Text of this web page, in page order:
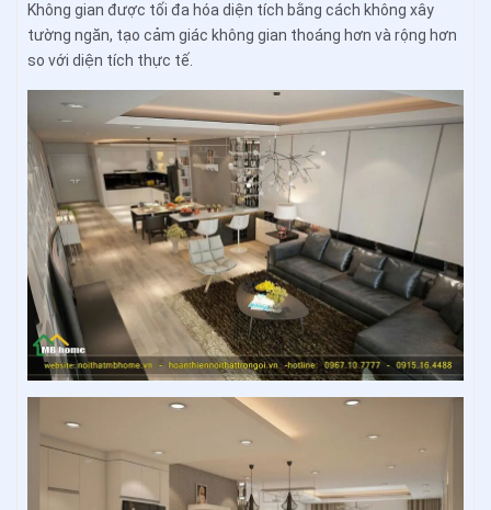
Không gian được tối đa hóa diện tích bằng cách không xây
tường ngăn, tạo cảm giác không gian thoáng hơn và rộng hơn
so với diện tích thực tế.